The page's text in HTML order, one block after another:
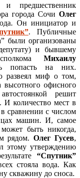
и предшественник
города Сочи Олег
Он инициатор и
. Публичные
были организованы
и бывшему
Михаилу
попасть на них.
развеял миф о том,
высотного офисного
решит
И количество мест в
сравнении с числом
машин. И, самое
быть никогда,
рядом.Олег Гусев,
этому утверждению
“Спутник”
стояла вода. Как
скважину до сноса.